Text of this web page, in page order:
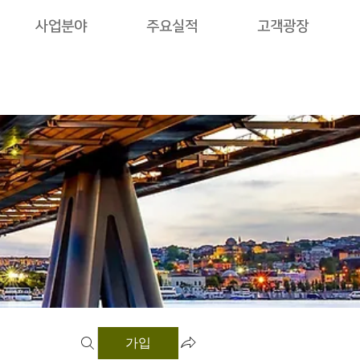
사업분야 주요실적 고객광장
가입